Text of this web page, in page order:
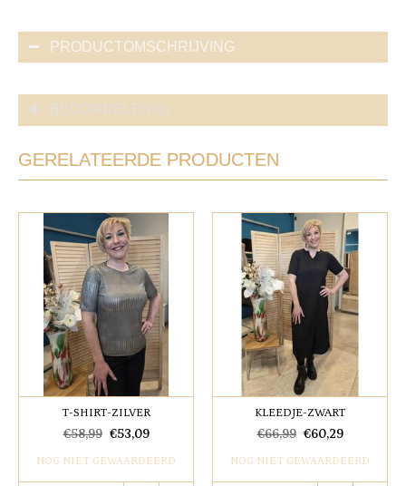
PRODUCTOMSCHRIJVING
BEOORDELEN (0)
GERELATEERDE PRODUCTEN
T-SHIRT-ZILVER
€58,99 €53,09
NOG NIET GEWAARDEERD
KLEEDJE-ZWART
€66,99 €60,29
NOG NIET GEWAARDEERD